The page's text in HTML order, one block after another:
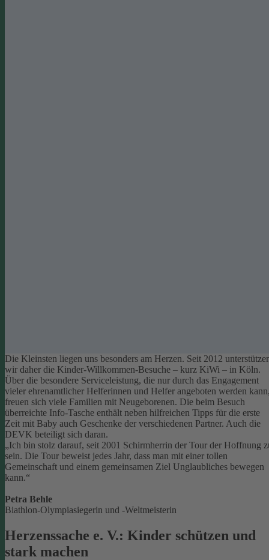
Die Kleinsten liegen uns besonders am Herzen. Seit 2012
wir daher die Kinder-Willkommen-Besuche – kurz KiWi – in Köln.
Über die besondere Serviceleistung, die nur durch das Engagement
vieler ehrenamtlicher Helferinnen und Helfer angeboten werden
freuen sich viele Familien mit Neugeborenen. Die beim Besuch
überreichte Info-Tasche enthält neben hilfreichen Tipps für die erste
Zeit mit Baby auch Geschenke der verschiedenen Partner. Auch die
DEVK beteiligt sich daran.
„Ich bin stolz darauf, seit 2001 Schirmherrin der Tour der Hoffnung
sein. Die Tour beweist jedes Jahr, dass man mit einer tollen
Gemeinschaft und einem gemeinsamen Ziel Unglaubliches bewegen
kann.“
Petra Behle
Biathlon-Olympiasiegerin und -Weltmeisterin
Herzenssache e. V.: Kinder schützen und
stark machen